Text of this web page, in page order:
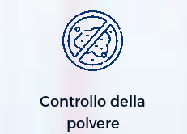
Controllo della
polvere